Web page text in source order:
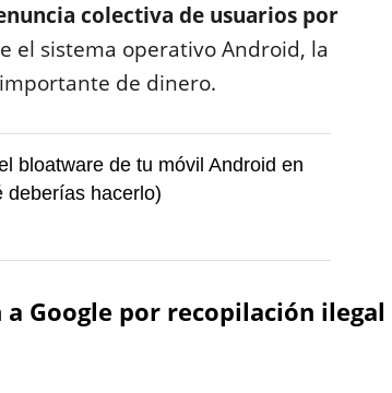
colectiva de usuarios por
el sistema operativo Android, la
de dinero.
bloatware de tu móvil Android en
deberías hacerlo)
Google por recopilación ilegal